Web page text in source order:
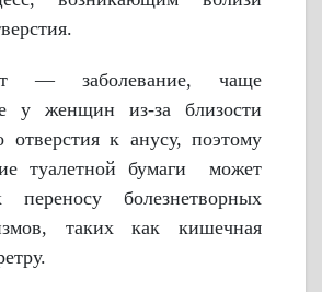
— заболевание, чаще
у женщин из-за близости
отверстия к анусу, поэтому
туалетной бумаги может
болезнетворных
таких как кишечная